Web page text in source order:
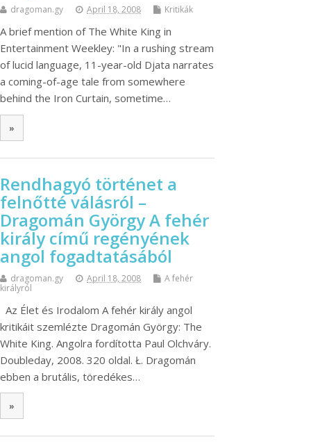
dragoman.gy April 18, 2008 Kritikák
A brief mention of The White King in
Entertainment Weekley: "In a rushing stream
of lucid language, 11-year-old Djata narrates
a coming-of-age tale from somewhere
behind the Iron Curtain, sometime…
»
Rendhagyó történet a
felnőtté válásról –
Dragomán György A fehér
király című regényének
angol fogadtatásából
dragoman.gy April 18, 2008
A fehér
királyról
Az Élet és Irodalom A fehér király angol
kritikáit szemlézte Dragomán György: The
White King. Angolra fordította Paul Olchváry.
Doubleday, 2008. 320 oldal. Ł. Dragomán
ebben a brutális, töredékes…
»